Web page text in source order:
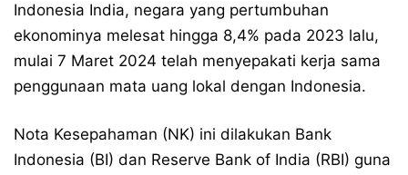
Indonesia India, negara yang pertumbuhan
ekonominya melesat hingga 8,4% pada 2023 lalu,
mulai 7 Maret 2024 telah menyepakati kerja sama
penggunaan mata uang lokal dengan Indonesia.
Nota Kesepahaman (NK) ini dilakukan Bank
Indonesia (BI) dan Reserve Bank of India (RBI) guna